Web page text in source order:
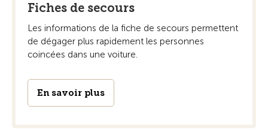
Fiches de secours
Les informations de la fiche de secours permettent
de dégager plus rapidement les personnes
coincées dans une voiture.
En savoir plus